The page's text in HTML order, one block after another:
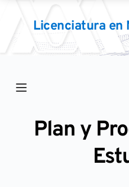
Licenciatura en
Plan y